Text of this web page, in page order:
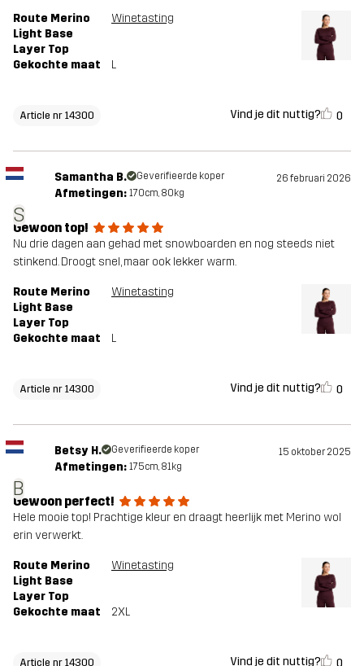
Route Merino
Light Base
Layer Top
Winetasting
Gekochte maat L
Article nr 14300 Vind je dit nuttig? 0
S
Samantha B. Geverifieerde koper 26 februari 2026
Afmetingen: 170cm, 80kg
Gewoon top!
Nu drie dagen aan gehad met snowboarden en nog steeds niet
stinkend. Droogt snel, maar ook lekker warm.
Route Merino
Light Base
Layer Top
Winetasting
Gekochte maat L
Article nr 14300 Vind je dit nuttig? 0
B
Betsy H. Geverifieerde koper 15 oktober 2025
Afmetingen: 175cm, 81kg
Gewoon perfect!
Hele mooie top! Prachtige kleur en draagt heerlijk met Merino wol
erin verwerkt.
Route Merino
Light Base
Layer Top
Winetasting
Gekochte maat 2XL
Article nr 14300 Vind je dit nuttig? 0